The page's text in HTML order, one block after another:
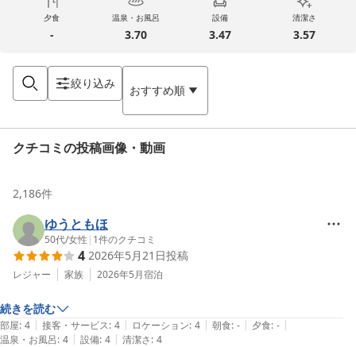
夕食
-
温泉・お風呂
3.70
設備
3.47
清潔さ
3.57
絞り込み おすすめ順
クチコミの投稿画像・動画
2,186件
ゆうともほ
50代/女性 | 1件のクチコミ
4 2026年5月21日投稿
レジャー 家族 2026年5月宿泊
続きを読む
部屋: 4 | 接客・サービス: 4 | ロケーション: 4 | 朝食: - | 夕食: - |
温泉・お風呂: 4 | 設備: 4 | 清潔さ: 4